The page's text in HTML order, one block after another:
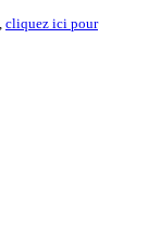
cliquez ici pour